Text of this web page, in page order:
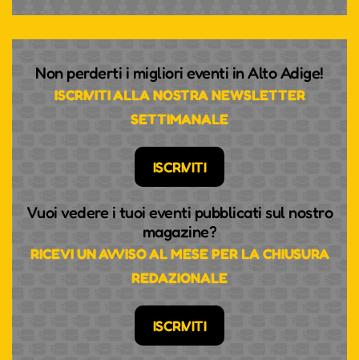
Non perderti i migliori eventi in Alto Adige!
ISCRIVITI ALLA NOSTRA NEWSLETTER
SETTIMANALE
ISCRIVITI
Vuoi vedere i tuoi eventi pubblicati sul nostro
magazine?
RICEVI UN AVVISO AL MESE PER LA CHIUSURA
REDAZIONALE
ISCRIVITI